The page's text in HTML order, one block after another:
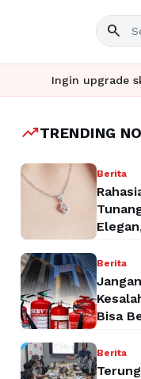
search
Ingin upgrade skill
trending_upTRENDING
Berita
Berita
Bisa
Berita